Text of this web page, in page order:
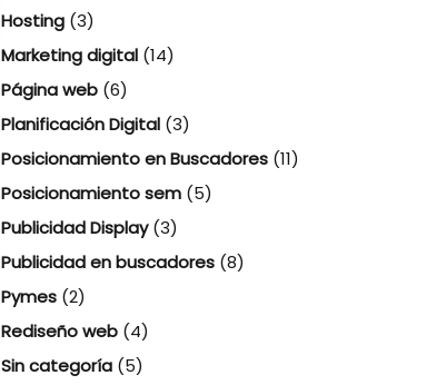
Hosting(3)
Marketing digital(14)
Página web(6)
Planificación Digital(3)
Posicionamiento en Buscadores(11)
Posicionamiento sem(5)
Publicidad Display(3)
Publicidad en buscadores(8)
Pymes(2)
Rediseño web(4)
Sin categoría(5)